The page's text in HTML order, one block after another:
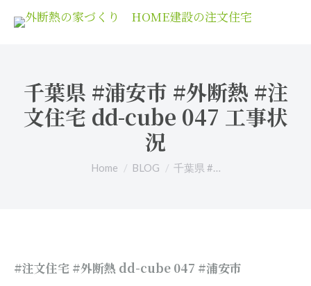
千葉県 #浦安市 #外断熱 #注
文住宅 dd-cube 047 工事状
況
You are here:
Home BLOG 千葉県 #…
#注文住宅 #外断熱 dd-cube 047 #浦安市